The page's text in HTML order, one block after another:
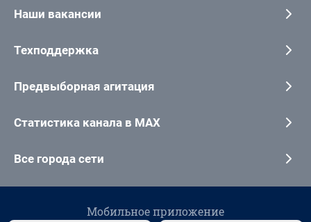
Наши вакансии
Техподдержка
Предвыборная агитация
Статистика канала в MAX
Все города сети
Мобильное приложение